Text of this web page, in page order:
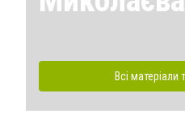
Всі матеріали